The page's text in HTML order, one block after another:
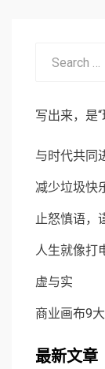
写出来，是“
与时代共同
减少垃圾快
止怒慎语，
人生就像打
虚与实
商业画布9
最新文章